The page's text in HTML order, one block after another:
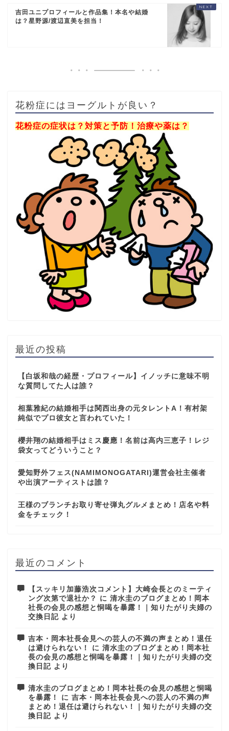
吉田ユニプロフィールと作品集！本名や結婚
は？星野源/渡辺直美を担当！
花粉症にはヨーグルトが良い？
花粉症の症状は？対策と予防！治療や薬は？
最近の投稿
【白坂和哉の経歴・プロフィール】イノッチに意味不明
な質問してた人は誰？
相葉雅紀の結婚相手は関西出身の元タレントA！有村架
純似でプロ彼女と言われていた！
櫻井翔の結婚相手はミス慶應！名前は高内三恵子！レジ
袋女ってどういうこと？
愛知野外フェス(NAMIMONOGATARI)運営会社主催者
や出演アーティストは誰？
王様のブランチお取り寄せ弾丸グルメまとめ！店名や料
金をチェック！
最近のコメント
【スッキリ加藤浩次コメント】大崎会長とのミーティ
ング次第で退社か？
に 清水圭のブログまとめ！岡本
社長の会見の感想と恫喝を暴露！｜知りたがり夫婦の
交換日記 より
吉本・岡本社長会見への芸人の不満の声まとめ！退任
は避けられない！
に 清水圭のブログまとめ！岡本社
長の会見の感想と恫喝を暴露！｜知りたがり夫婦の交
換日記 より
清水圭のブログまとめ！岡本社長の会見の感想と恫喝
を暴露！
に 吉本・岡本社長会見への芸人の不満の声
まとめ！退任は避けられない！｜知りたがり夫婦の交
換日記 より